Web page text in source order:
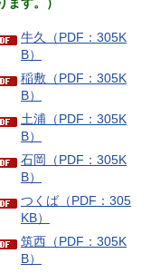
牛久（PDF：305K
B）
稲敷（PDF：305K
B）
土浦（PDF：305K
B）
石岡（PDF：305K
B）
つくば（PDF：305
KB）
筑西（PDF：305K
B）